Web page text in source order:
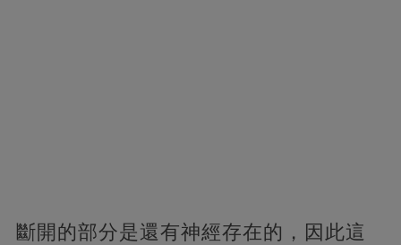
斷開的部分是還有神經存在的，因此這